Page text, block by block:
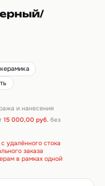
и нанесения
15 000,00 руб. без
удалённого стока
заказа
в рамках одной